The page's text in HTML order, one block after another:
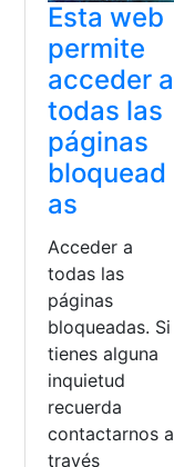
Esta web
permite
acceder a
todas las
páginas
bloquead
as
Acceder a
todas las
páginas
bloqueadas. Si
tienes alguna
inquietud
recuerda
contactarnos a
través